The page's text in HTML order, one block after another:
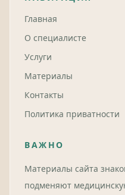
Главная
О специалисте
Услуги
Материалы
Контакты
Политика приватности
ВАЖНО
Материалы сайта
подменяют